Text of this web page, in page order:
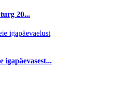
20...
igapäevasest...